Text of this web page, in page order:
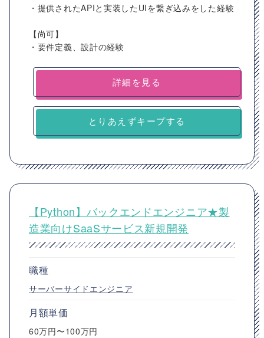
・提供されたAPIと実装したUIを繋ぎ込みをした経験
【尚可】
・要件定義、設計の経験
詳細を見る
とりあえずキープする
【Python】バックエンドエンジニア★製
造業向けSaaSサービス新規開発
職種
サーバーサイドエンジニア
月額単価
60万円〜100万円